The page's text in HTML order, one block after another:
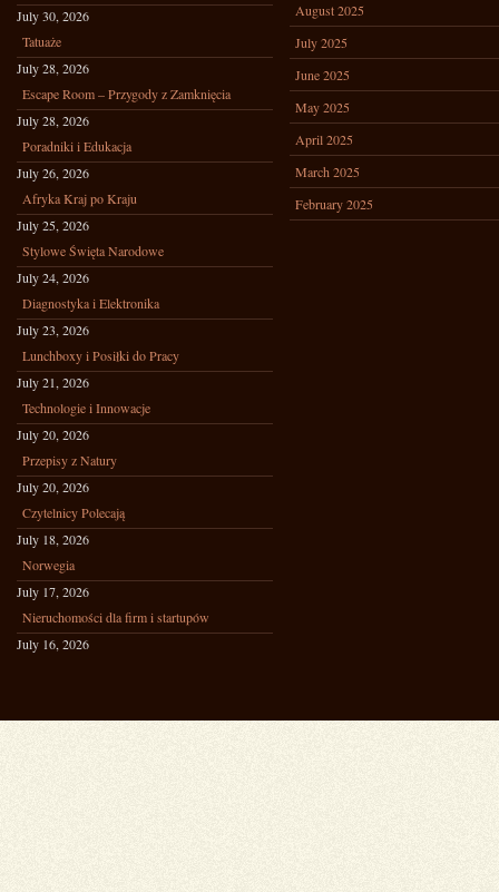
July 30, 2026
Tatuaże
July 28, 2026
Escape Room – Przygody z Zamknięcia
July 28, 2026
Poradniki i Edukacja
July 26, 2026
Afryka Kraj po Kraju
July 25, 2026
Stylowe Święta Narodowe
July 24, 2026
Diagnostyka i Elektronika
July 23, 2026
Lunchboxy i Posiłki do Pracy
July 21, 2026
Technologie i Innowacje
July 20, 2026
Przepisy z Natury
July 20, 2026
Czytelnicy Polecają
July 18, 2026
Norwegia
July 17, 2026
Nieruchomości dla firm i startupów
July 16, 2026
August 2025
July 2025
June 2025
May 2025
April 2025
March 2025
February 2025